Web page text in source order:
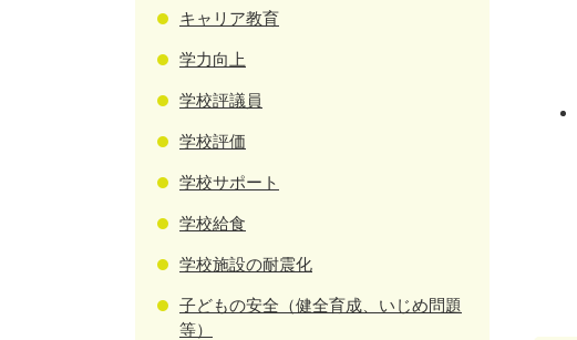
キャリア教育
学力向上
学校評議員
学校評価
学校サポート
学校給食
学校施設の耐震化
子どもの安全（健全育成、いじめ問題
等）